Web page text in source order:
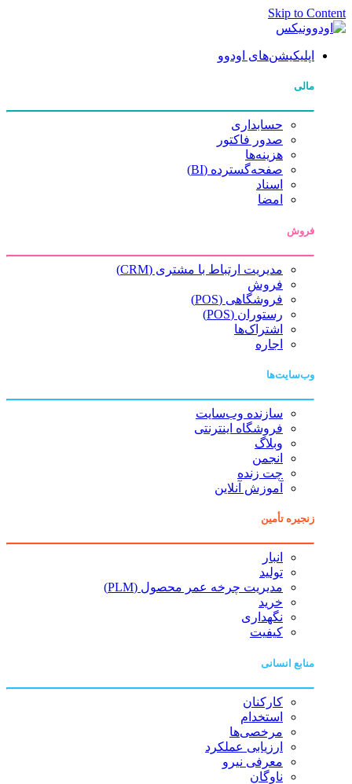
Skip to Content
اپلیکیشن‌های اودوو
مالی
حسابداری
صدور فاکتور
هزینه‌ها
صفحه‌گسترده (BI)
اسناد
امضا
فروش
مدیریت ارتباط با مشتری (CRM)
فروش
فروشگاهی (POS)
رستوران (POS)
اشتراک‌ها
اجاره
وب‌سایت‌ها
سازنده وب‌سایت
فروشگاه اینترنتی
وبلاگ
انجمن
چت زنده
آموزش آنلاین
زنجیره تأمین
انبار
تولید
مدیریت چرخه عمر محصول (PLM)
خرید
نگهداری
کیفیت
منابع انسانی
کارکنان
استخدام
مرخصی‌ها
ارزیابی عملکرد
معرفی نیرو
ناوگان